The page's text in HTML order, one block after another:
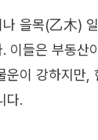
을목(乙木)
이들은 부동산
운이 강하지만,
다.